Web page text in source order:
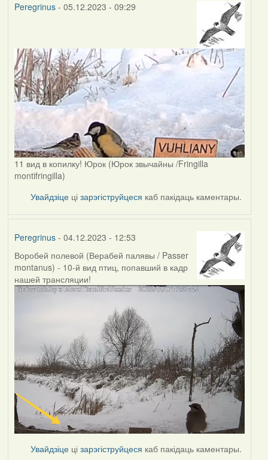
Peregrinus- 05.12.2023 - 09:29
11 вид в копилку! Юрок (Юрок звычайны /Fringilla
montifringilla)
Увайдзіце цізарэгіструйцеся каб пакідаць каментары.
Peregrinus- 04.12.2023 - 12:53
Воробей полевой (Верабей палявы / Passer
montanus) - 10-й вид птиц, попавший в кадр
нашей трансляции!
Увайдзіце цізарэгіструйцеся каб пакідаць каментары.